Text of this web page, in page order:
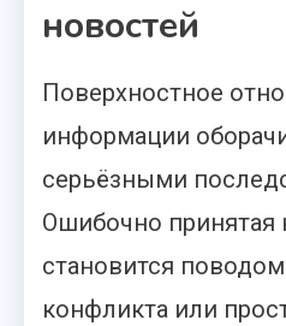
новостей
Поверхностное
информации
серьёзными
Ошибочно принятая
становится
конфликта или